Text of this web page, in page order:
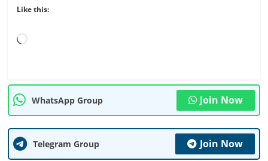
Like this:
Loading…
WhatsApp Group Join Now
Telegram Group Join Now